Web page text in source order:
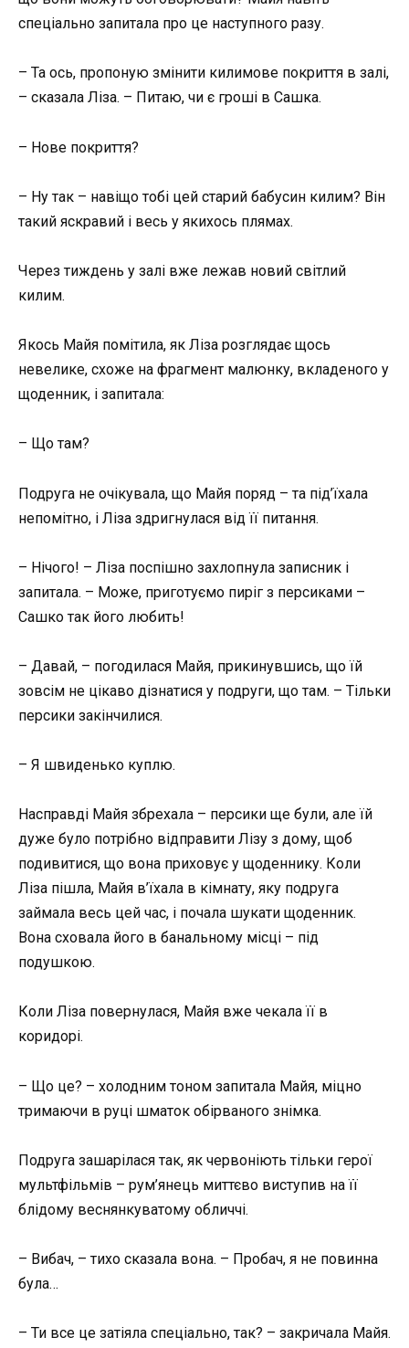
спеціально запитала про це наступного разу.
– Та ось, пропоную змінити килимове покриття в залі,
– сказала Ліза. – Питаю, чи є гроші в Сашка.
– Нове покриття?
– Ну так – навіщо тобі цей старий бабусин килим? Він
такий яскравий і весь у якихось плямах.
Через тиждень у залі вже лежав новий світлий
килим.
Якось Майя помітила, як Ліза розглядає щось
невелике, схоже на фрагмент малюнку, вкладеного у
щоденник, і запитала:
– Що там?
Подруга не очікувала, що Майя поряд – та під’їхала
непомітно, і Ліза здригнулася від її питання.
– Нічого! – Ліза поспішно захлопнула записник і
запитала. – Може, приготуємо пиріг з персиками –
Сашко так його любить!
– Давай, – погодилася Майя, прикинувшись, що їй
зовсім не цікаво дізнатися у подруги, що там. – Тільки
персики закінчилися.
– Я швиденько куплю.
Насправді Майя збрехала – персики ще були, але їй
дуже було потрібно відправити Лізу з дому, щоб
подивитися, що вона приховує у щоденнику. Коли
Ліза пішла, Майя в’їхала в кімнату, яку подруга
займала весь цей час, і почала шукати щоденник.
Вона сховала його в банальному місці – під
подушкою.
Коли Ліза повернулася, Майя вже чекала її в
коридорі.
– Що це? – холодним тоном запитала Майя, міцно
тримаючи в руці шматок обірваного знімка.
Подруга зашарілася так, як червоніють тільки герої
мультфільмів – рум’янець миттєво виступив на її
блідому веснянкуватому обличчі.
– Вибач, – тихо сказала вона. – Пробач, я не повинна
була…
– Ти все це затіяла спеціально, так? – закричала Майя.